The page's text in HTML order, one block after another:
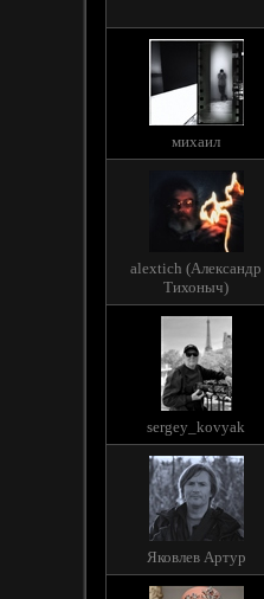
михаил
alextich (Александр
Тихоныч)
sergey_kovyak
Яковлев Артур